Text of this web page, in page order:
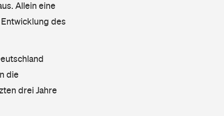
Allein eine
des
die
drei Jahre